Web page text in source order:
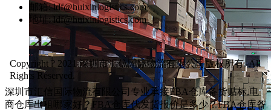
邮箱: ldf@huixinlogistics.com
地址: ldf@huixinlogistics.com
Copyright ? 2021 深圳市汇信国际物流有限公司版权所有. All
Rights Reserved.
深圳市汇信国际物流有限公司专业承接FBA仓库备货贴标,电
商仓库出租哪家好？FBA仓库代发货报价是多少？FBA仓库备